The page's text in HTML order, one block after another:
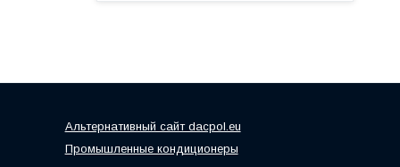
Альтернативный сайт dacpol.eu
Промышленные кондиционеры